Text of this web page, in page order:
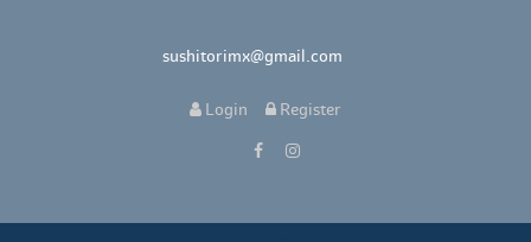
sushitorimx@gmail.com
Login Register